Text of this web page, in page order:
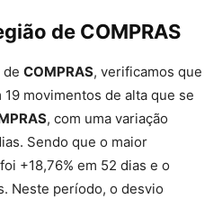
de COMPRAS
de COMPRAS, verificamos que
movimentos de alta que se
, com uma variação
Sendo que o maior
+18,76% em 52 dias e o
Neste período, o desvio